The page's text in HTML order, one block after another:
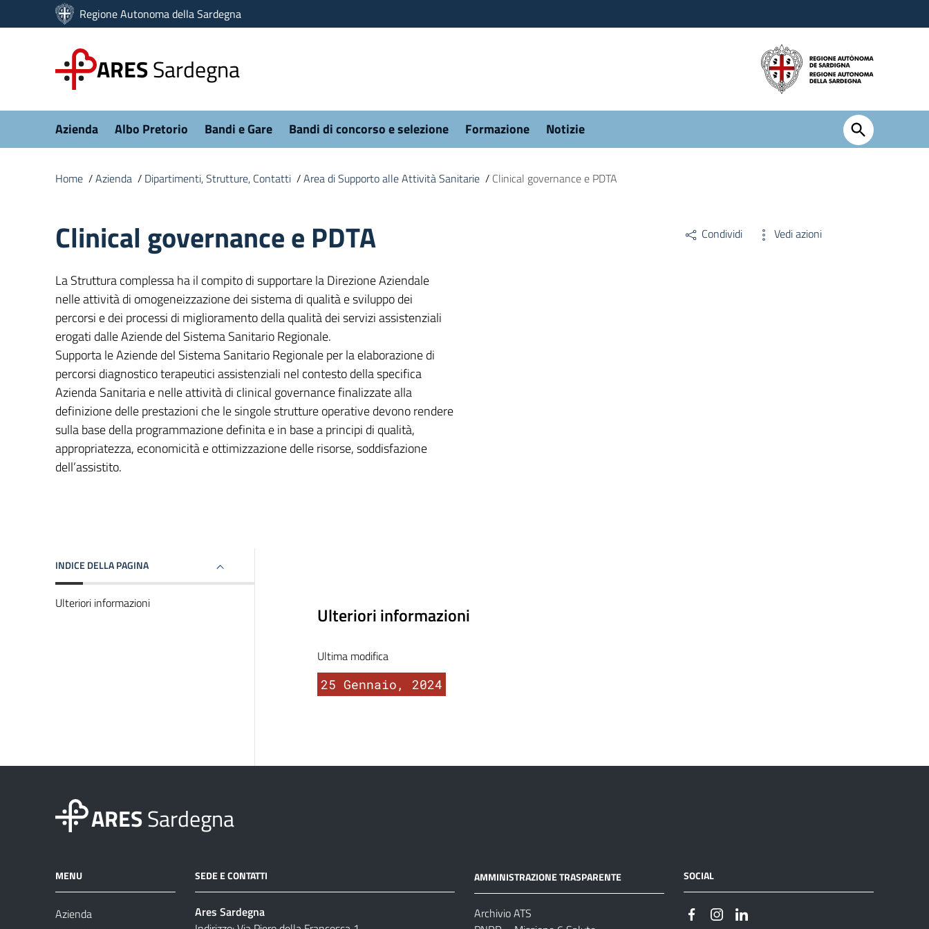
Vai ai contenuti
Vai al menu di navigazione
Vai al footer
Regione Autonoma della Sardegna
ARESSardegna
Submenu
Azienda Albo Pretorio Bandi e Gare Bandi di concorso e selezione Formazione Notizie
Home /Azienda / Dipartimenti, Strutture, Contatti /Area di Supporto alle Attività Sanitarie / Clinical governance e PDTA
Clinical governance e PDTA
La Struttura complessa ha il compito di supportare la Direzione Aziendale
nelle attività di omogeneizzazione dei sistema di qualità e sviluppo dei
percorsi e dei processi di miglioramento della qualità dei servizi assistenziali
erogati dalle Aziende del Sistema Sanitario Regionale.
Supporta le Aziende del Sistema Sanitario Regionale per la elaborazione di
percorsi diagnostico terapeutici assistenziali nel contesto della specifica
Azienda Sanitaria e nelle attività di clinical governance finalizzate alla
definizione delle prestazioni che le singole strutture operative devono rendere
sulla base della programmazione definita e in base a principi di qualità,
appropriatezza, economicità e ottimizzazione delle risorse, soddisfazione
dell’assistito.
Condividi Vedi azioni
INDICE DELLA PAGINA
Ulteriori informazioni Ulteriori informazioni
Ultima modifica
25 Gennaio, 2024
ARESSardegna
MENU
Azienda
SEDE E CONTATTI
Ares Sardegna
AMMINISTRAZIONE TRASPARENTE
Archivio ATS
SOCIAL